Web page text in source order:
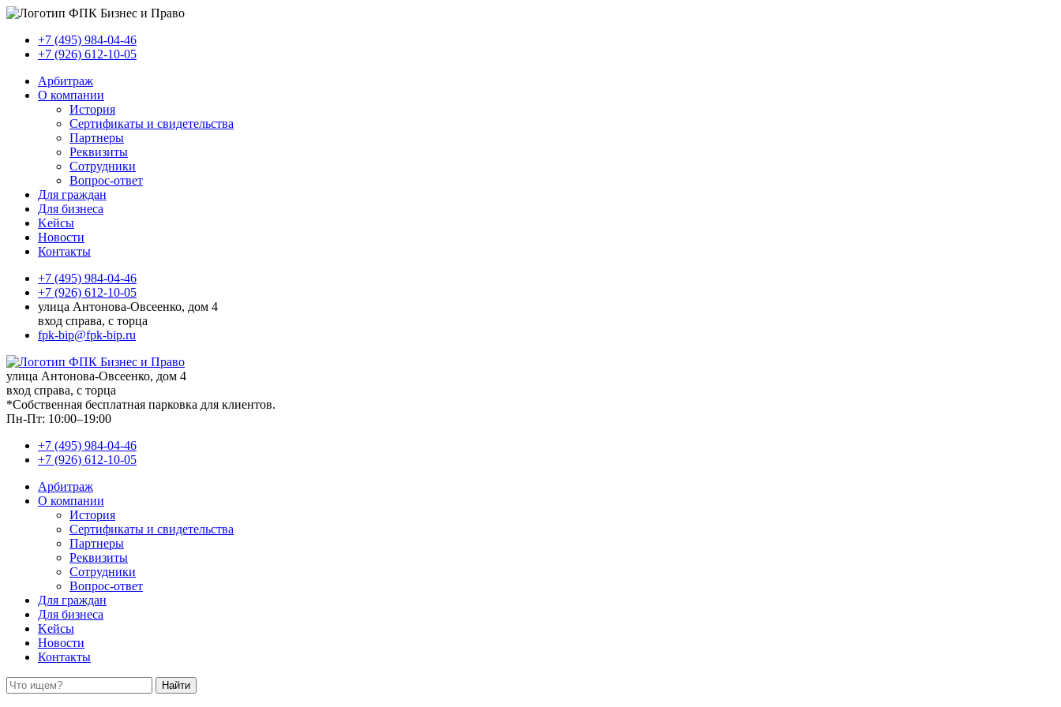
+7 (495) 984-04-46
+7 (926) 612-10-05
Арбитраж
О компании
История
Сертификаты и свидетельства
Партнеры
Реквизиты
Сотрудники
Вопрос-ответ
Для граждан
Для бизнеса
Kейсы
Новости
Контакты
+7 (495) 984-04-46
+7 (926) 612-10-05
улица Антонова-Овсеенко, дом 4
вход справа, с торца
fpk-bip@fpk-bip.ru
улица Антонова-Овсеенко, дом 4
вход справа, с торца
*Собственная бесплатная парковка для клиентов.
Пн-Пт: 10:00–19:00
+7 (495) 984-04-46
+7 (926) 612-10-05
Арбитраж
О компании
История
Сертификаты и свидетельства
Партнеры
Реквизиты
Сотрудники
Вопрос-ответ
Для граждан
Для бизнеса
Kейсы
Новости
Контакты